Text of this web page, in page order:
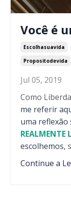
Você é
Escolhasuavida
Propositodevida
Jul 05, 2019
Como
me referir
uma reflexão
REALMENTE
escolhemos,
Continue a